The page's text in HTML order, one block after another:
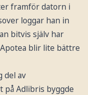
framför datorn i
loggar han in
bitvis själv har
blir lite bättre
del av
på Adlibris byggde